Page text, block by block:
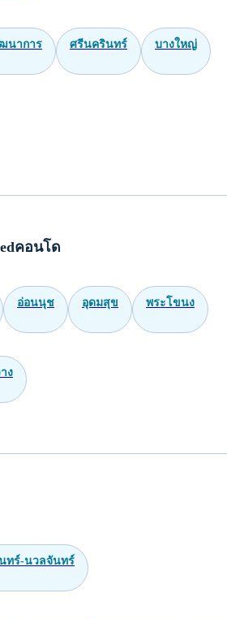
นาการ ศรีนครินทร์ บางใหญ่
คอนโด
อ่อนนุช อุดมสุข พระโขนง
ง
ทร์-นวลจันทร์